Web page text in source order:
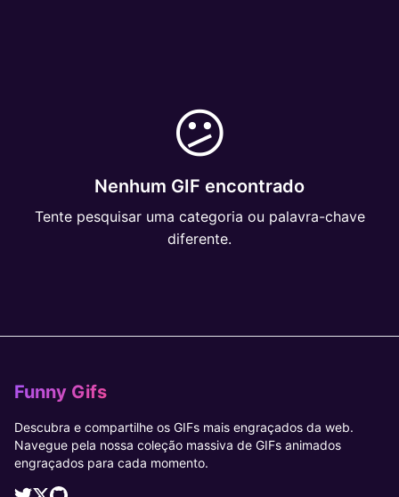
😕
Nenhum GIF encontrado
Tente pesquisar uma categoria ou palavra-chave
diferente.
Funny Gifs
Descubra e compartilhe os GIFs mais engraçados da web.
Navegue pela nossa coleção massiva de GIFs animados
engraçados para cada momento.